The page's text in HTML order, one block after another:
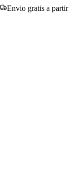
Envio gratis a partir